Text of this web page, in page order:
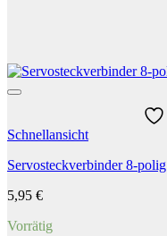
Schnellansicht
Servosteckverbinder 8-polig
5,95 €
Vorrätig